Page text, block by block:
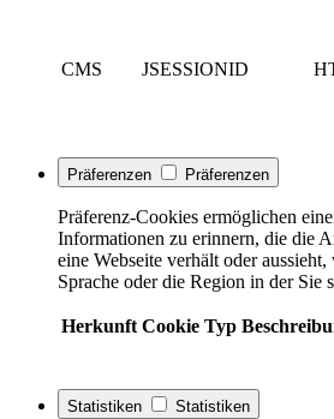
CMS JSESSIONID
Präferenzen Präferenzen
Präferenz-Cookies ermöglichen
Informationen zu erinnern, die die
eine Webseite verhält oder
Sprache oder die Region in der Sie
Herkunft Cookie Typ
Statistiken Statistiken